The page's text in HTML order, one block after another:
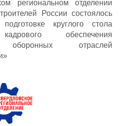
региональном отделении
России состоялось
круглого стола
обеспечения
оборонных отраслей